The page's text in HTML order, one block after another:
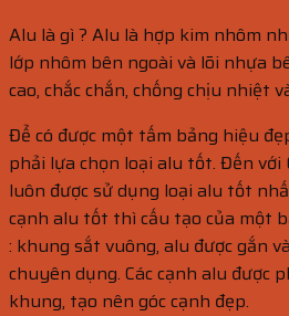
Alu là gì ? Alu là hợp kim nhôm
lớp nhôm bên ngoài và lõi nhựa
cao, chắc chắn, chống chịu nhiệt
Để có được một tấm bảng hiệu
phải lựa chọn loại alu tốt. Đến với
luôn được sử dụng loại alu tốt
cạnh alu tốt thì cấu tạo của một
: khung sắt vuông, alu được gắn
chuyên dụng. Các cạnh alu được
khung, tạo nên góc cạnh đẹp.